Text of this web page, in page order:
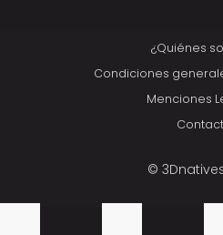
¿Quiénes
Condiciones
Menciones
©